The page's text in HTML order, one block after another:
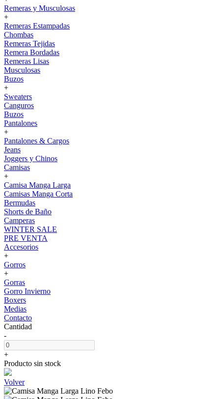
Remeras y Musculosas
+
Remeras Estampadas
Chombas
Remeras Tejidas
Remera Bordadas
Remeras Lisas
Musculosas
Buzos
+
Sweaters
Canguros
Buzos
Pantalones
+
Pantalones & Cargos
Jeans
Joggers y Chinos
Camisas
+
Camisa Manga Larga
Camisas Manga Corta
Bermudas
Shorts de Baño
Camperas
WINTER SALE
PRE VENTA
Accesorios
+
Gorros
+
Gorras
Gorro Invierno
Boxers
Medias
Contacto
Cantidad
-
+
Producto sin stock
Volver